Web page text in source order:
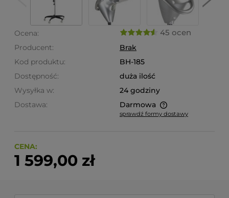
Ocena: 45 ocen
Producent:
Brak
Kod produktu:
BH-185
Dostępność:
duża ilość
Wysyłka w:
24 godziny
Dostawa:
Darmowa
Cena nie zawiera ewentualnych kosztów płatności
sprawdź formy dostawy
CENA:
1 599,00 zł